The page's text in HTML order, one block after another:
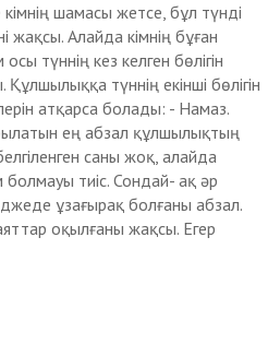
кімнің шамасы жетсе, бұл түнді
жақсы. Алайда кімнің бұған
түннің кез келген бөлігін
түннің екінші бөлігін
атқарса болады: - Намаз.
ең абзал құлшылықтың
саны жоқ, алайда
болмауы тиіс. Сондай- ақ әр
ұзағырақ болғаны абзал.
оқылғаны жақсы. Егер